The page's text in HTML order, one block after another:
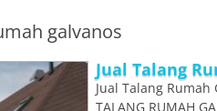
galvanos
Jual Talang
Jual Talang Rumah
TALANG RUMAH